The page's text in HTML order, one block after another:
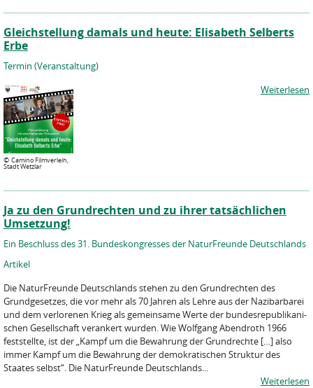
Gleichstellung damals und heute: Elisabeth Selberts
Erbe
Termin (Veranstaltung)
© Camino Filmverleih,
Stadt Wetzlar
Weiterlesen
Ja zu den Grundrechten und zu ihrer tatsächlichen
Umsetzung!
Ein Beschluss des 31. Bundeskongresses der NaturFreunde Deutschlands
Artikel
Die NaturFreunde Deutschlands stehen zu den Grund­rechten des
Grundgesetzes, die vor mehr als 70 Jahren als Lehre aus der Nazibarbarei
und dem verlorenen Krieg als gemeinsame Werte der bundesrepublikani­
schen Gesellschaft verankert wurden. Wie Wolfgang Abendroth 1966
feststellte, ist der „Kampf um die Bewahrung der Grundrechte […] also
immer Kampf um die Bewahrung der demokratischen Struk­tur des
Staates selbst“. Die NaturFreunde Deutschlands...
Weiterlesen